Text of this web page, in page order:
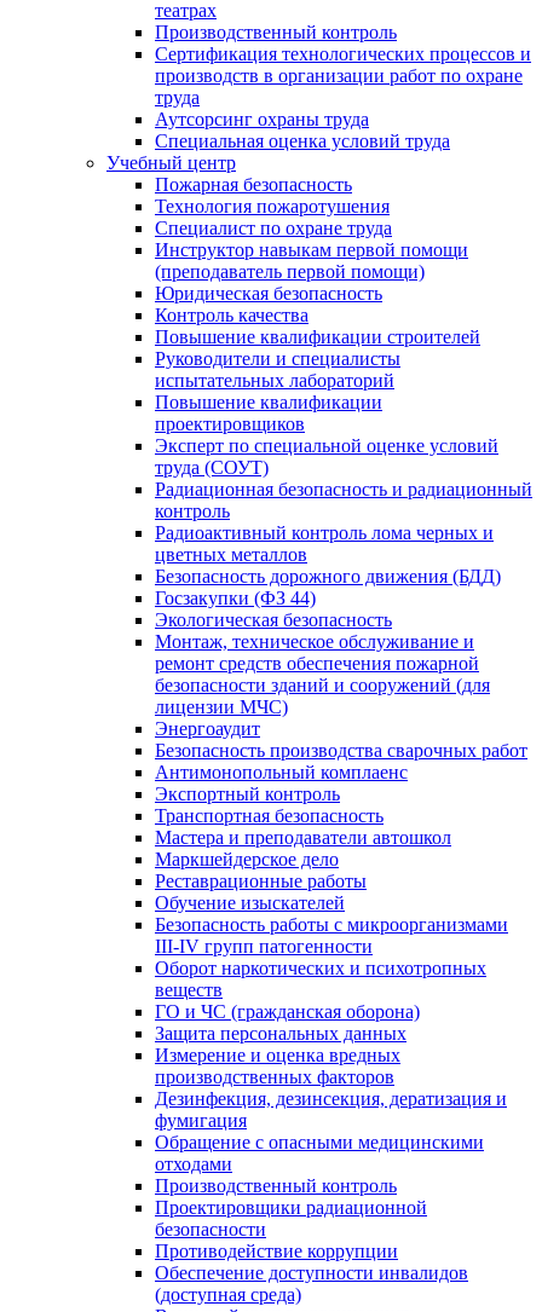
театрах
Производственный контроль
Сертификация технологических процессов и
производств в организации работ по охране
труда
Аутсорсинг охраны труда
Специальная оценка условий труда
Учебный центр
Пожарная безопасность
Технология пожаротушения
Специалист по охране труда
Инструктор навыкам первой помощи
(преподаватель первой помощи)
Юридическая безопасность
Контроль качества
Повышение квалификации строителей
Руководители и специалисты
испытательных лабораторий
Повышение квалификации
проектировщиков
Эксперт по специальной оценке условий
труда (СОУТ)
Радиационная безопасность и радиационный
контроль
Радиоактивный контроль лома черных и
цветных металлов
Безопасность дорожного движения (БДД)
Госзакупки (ФЗ 44)
Экологическая безопасность
Монтаж, техническое обслуживание и
ремонт средств обеспечения пожарной
безопасности зданий и сооружений (для
лицензии МЧС)
Энергоаудит
Безопасность производства сварочных работ
Антимонопольный комплаенс
Экспортный контроль
Транспортная безопасность
Мастера и преподаватели автошкол
Маркшейдерское дело
Реставрационные работы
Обучение изыскателей
Безопасность работы с микроорганизмами
III-IV групп патогенности
Оборот наркотических и психотропных
веществ
ГО и ЧС (гражданская оборона)
Защита персональных данных
Измерение и оценка вредных
производственных факторов
Дезинфекция, дезинсекция, дератизация и
фумигация
Обращение с опасными медицинскими
отходами
Производственный контроль
Проектировщики радиационной
безопасности
Противодействие коррупции
Обеспечение доступности инвалидов
(доступная среда)